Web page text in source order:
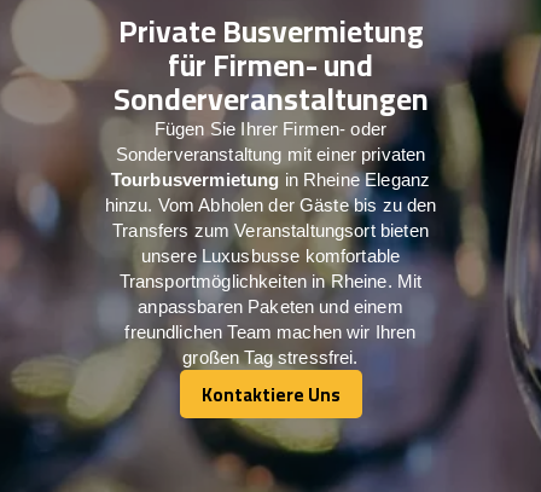
Private Busvermietung
für Firmen- und
Sonderveranstaltungen
Fügen Sie Ihrer Firmen- oder
Sonderveranstaltung mit einer privaten
Tourbusvermietung in Rheine Eleganz
hinzu. Vom Abholen der Gäste bis zu den
Transfers zum Veranstaltungsort bieten
unsere Luxusbusse komfortable
Transportmöglichkeiten in Rheine. Mit
anpassbaren Paketen und einem
freundlichen Team machen wir Ihren
großen Tag stressfrei.
Kontaktiere Uns
Kontaktiere Uns